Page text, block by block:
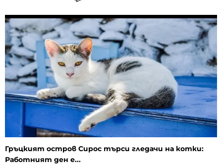
Гръцкият остров Сирос търси гледачи на котки:
Работният ден е...